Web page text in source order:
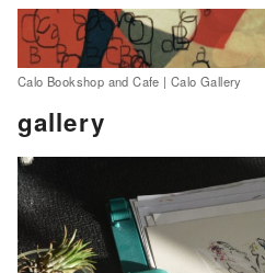
Calo Bookshop and Cafe | Calo Gallery
gallery